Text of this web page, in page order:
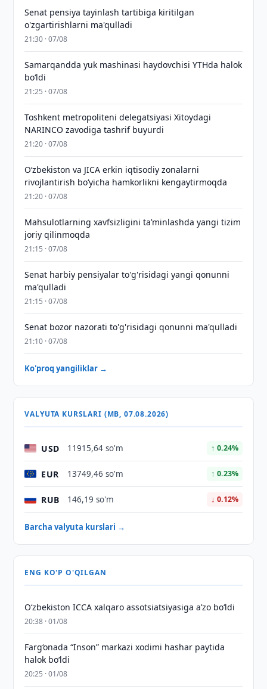
Senat pensiya tayinlash tartibiga kiritilgan
o'zgartirishlarni ma'qulladi
21:30 · 07/08
Samarqandda yuk mashinasi haydovchisi YTHda halok
bo‘ldi
21:25 · 07/08
Toshkent metropoliteni delegatsiyasi Xitoydagi
NARINCO zavodiga tashrif buyurdi
21:20 · 07/08
Oʻzbekiston va JICA erkin iqtisodiy zonalarni
rivojlantirish boʻyicha hamkorlikni kengaytirmoqda
21:20 · 07/08
Mahsulotlarning xavfsizligini taʼminlashda yangi tizim
joriy qilinmoqda
21:15 · 07/08
Senat harbiy pensiyalar to'g'risidagi yangi qonunni
ma'qulladi
21:15 · 07/08
Senat bozor nazorati to'g'risidagi qonunni ma'qulladi
21:10 · 07/08
Ko'proq yangiliklar →
VALYUTA KURSLARI (MB, 07.08.2026)
USD 11915,64 so'm ↑ 0.24%
EUR 13749,46 so'm ↑ 0.23%
RUB 146,19 so'm ↓ 0.12%
Barcha valyuta kurslari →
ENG KO'P O'QILGAN
O‘zbekiston ICCA xalqaro assotsiatsiyasiga aʼzo bo‘ldi
20:38 · 01/08
Farg‘onada “Inson” markazi xodimi hashar paytida
halok bo‘ldi
20:25 · 01/08